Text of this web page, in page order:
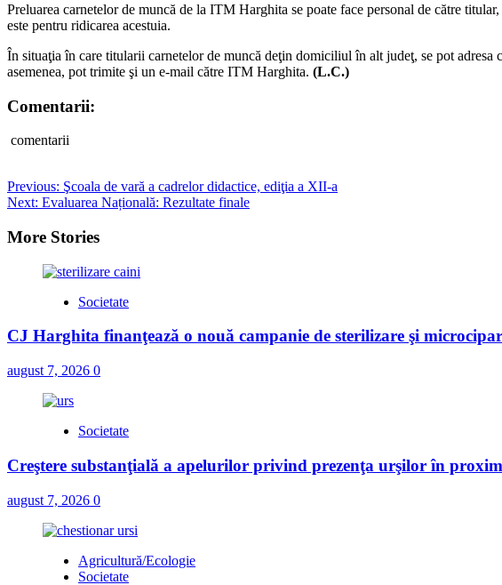
Preluarea carnetelor de muncă de la ITM Harghita se poate face personal de către
este pentru ridicarea acestuia.
În situaţia în care titularii carnetelor de muncă deţin domiciliul în alt judeţ, se pot
asemenea, pot trimite şi un e-mail către ITM Harghita. (L.C.)
Comentarii:
comentarii
Post
navigation
Previous: Şcoala de vară a cadrelor didactice, ediţia a XII-a
Next: Evaluarea Națională: Rezultate finale
More Stories
Societate
CJ Harghita finanţează o nouă campanie de sterilizare şi
august 7, 2026 0
Societate
Creştere substanţială a apelurilor privind prezenţa urşilor în
august 7, 2026 0
Agricultură/Ecologie
Societate